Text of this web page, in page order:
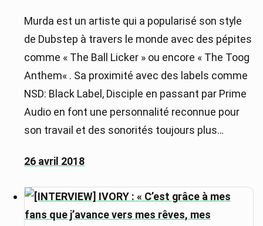
Murda est un artiste qui a popularisé son style
de Dubstep à travers le monde avec des pépites
comme « The Ball Licker » ou encore « The Toog
Anthem« . Sa proximité avec des labels comme
NSD: Black Label, Disciple en passant par Prime
Audio en font une personnalité reconnue pour
son travail et des sonorités toujours plus…
26 avril 2018